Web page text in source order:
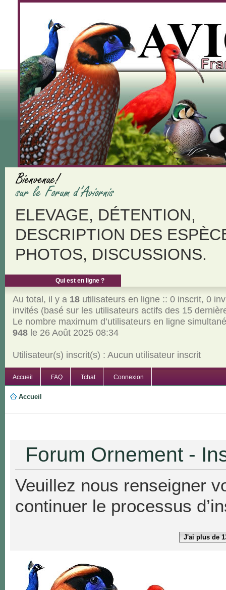
ELEVAGE, DÉTENTION,
DESCRIPTION DES
PHOTOS, DISCUSSIONS.
Qui est en ligne ?
Au total, il y a 18utilisateurs en ligne :: 0 inscrit, 0
invités (basé sur les utilisateurs actifs des 15
Le nombre maximum d’utilisateurs en ligne
948le 26 Août 2025 08:34
Utilisateur(s) inscrit(s) : Aucun utilisateur inscrit
Accueil FAQ Tchat Connexion
Accueil
Forum Ornement -
Veuillez nous renseigner
continuer le processus
J'ai plus de